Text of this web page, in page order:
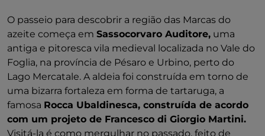
O passeio para descobrir a região das Marcas do
azeite começa em Sassocorvaro Auditore, uma
antiga e pitoresca vila medieval localizada no Vale do
Foglia, na província de Pésaro e Urbino, perto do
Lago Mercatale. A aldeia foi construída em torno de
uma bizarra fortaleza em forma de tartaruga, a
famosa Rocca Ubaldinesca, construída de acordo
com um projeto de Francesco di Giorgio Martini.
Visitá-la é como mergulhar no passado, feito de